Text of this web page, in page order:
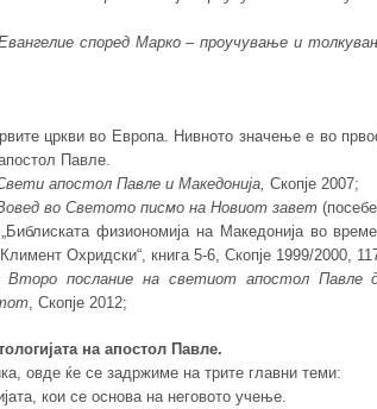
според Марко – проучување и толкува
цркви во Европа. Нивното значење е во
Павле.
апостол Павле и Македонија, Скопје 2007;
во Светото писмо на Новиот завет
физиономија на Македонија во
Охридски“, кни­га 5-6, Скопје 1999/2000,
Второ послание на светиот апостол Павле
, Скопје 2012;
на апостол Павле.
овде ќе се задржиме на трите главни теми:
кои се основа на неговото учење.